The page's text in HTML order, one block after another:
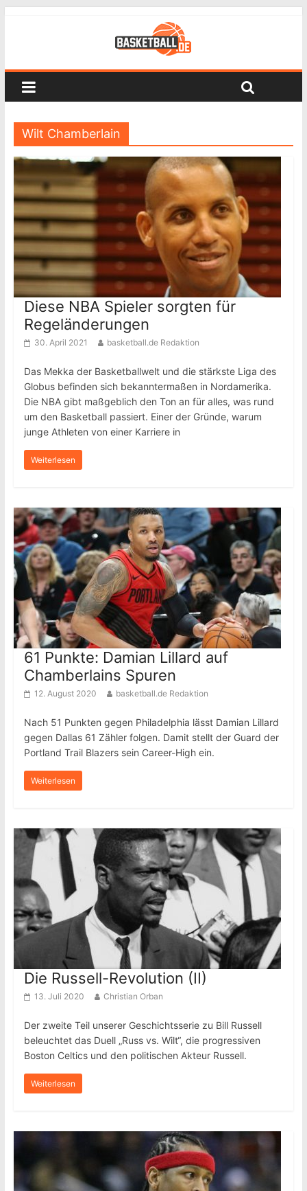
Wilt Chamberlain
Diese NBA Spieler sorgten für
Regeländerungen
30. April 2021 basketball.de Redaktion
Das Mekka der Basketballwelt und die stärkste Liga des
Globus befinden sich bekanntermaßen in Nordamerika.
Die NBA gibt maßgeblich den Ton an für alles, was rund
um den Basketball passiert. Einer der Gründe, warum
junge Athleten von einer Karriere in
Weiterlesen
61 Punkte: Damian Lillard auf
Chamberlains Spuren
12. August 2020 basketball.de Redaktion
Nach 51 Punkten gegen Philadelphia lässt Damian Lillard
gegen Dallas 61 Zähler folgen. Damit stellt der Guard der
Portland Trail Blazers sein Career-High ein.
Weiterlesen
Die Russell-Revolution (II)
13. Juli 2020 Christian Orban
Der zweite Teil unserer Geschichtsserie zu Bill Russell
beleuchtet das Duell „Russ vs. Wilt“, die progressiven
Boston Celtics und den politischen Akteur Russell.
Weiterlesen